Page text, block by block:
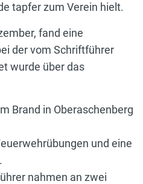
tapfer zum Verein hielt.
fand eine
der vom Schriftführer
wurde über das
Brand in Oberaschenberg
und eine
nahmen an zwei